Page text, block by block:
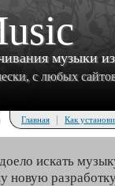
музыки
с любых
Главная | Как
искать
новую